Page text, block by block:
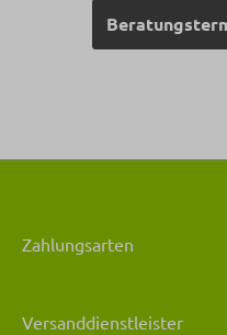
Zahlungsarten
Versanddienstleister